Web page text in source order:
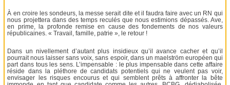
À en croire les sondeurs, la messe serait dite et il faudra faire avec un RN qui
nous projettera dans des temps reculés que nous estimions dépassés. Ave,
en prime, la profonde remise en cause des fondements de nos valeurs
républicaines. « Travail, famille, patrie », le retour !
Dans un nivellement d’autant plus insidieux qu’il avance cacher et qu’il
pourrait nous laisser sans voix, sans espoir, dans un maelström européen qui
part dans tous les sens. L’impensable : le plus impensable dans cette affaire
réside dans la pléthore de candidats potentiels qui ne veulent pas voir,
envisager les risques encourus et qui semblent prêts à affronter la bête